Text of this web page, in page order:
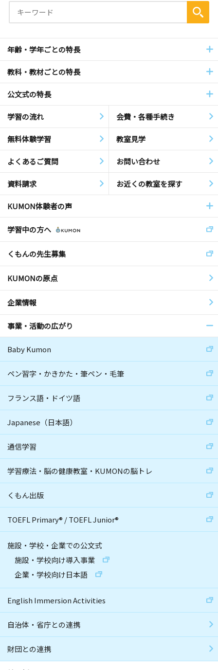
年齢・学年ごとの特長
教科・教材ごとの特長
公文式の特長
学習の流れ 会費・各種手続き
無料体験学習 教室見学
よくあるご質問 お問い合わせ
資料請求 お近くの教室を探す
KUMON体験者の声
学習中の方へ
くもんの先生募集
KUMONの原点
企業情報
事業・活動の広がり
Baby Kumon
ペン習字・かきかた・筆ペン・毛筆
フランス語・ドイツ語
Japanese（日本語）
通信学習
学習療法・脳の健康教室・KUMONの脳トレ
くもん出版
TOEFL Primary® /TOEFL Junior®
施設・学校・企業での公文式
施設・学校向け導入事業
企業・学校向け日本語
English Immersion Activities
自治体・省庁との連携
財団との連携